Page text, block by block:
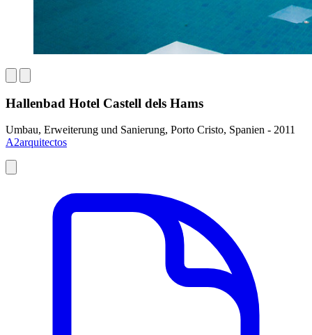
Hallenbad Hotel Castell dels Hams
Umbau, Erweiterung und Sanierung, Porto Cristo, Spanien - 2011
A2arquitectos